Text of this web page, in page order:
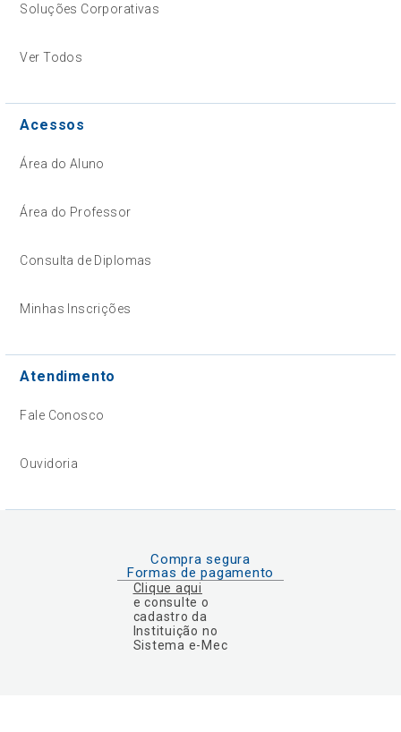
Soluções Corporativas
Ver Todos
Acessos
Área do Aluno
Área do Professor
Consulta de Diplomas
Minhas Inscrições
Atendimento
Fale Conosco
Ouvidoria
Compra segura
Formas de pagamento
Clique aqui
e consulte o
cadastro da
Instituição no
Sistema e-Mec